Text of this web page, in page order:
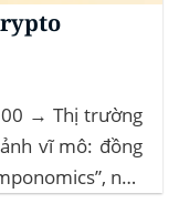
→ Thị trường
vĩ mô: đồng
nhà